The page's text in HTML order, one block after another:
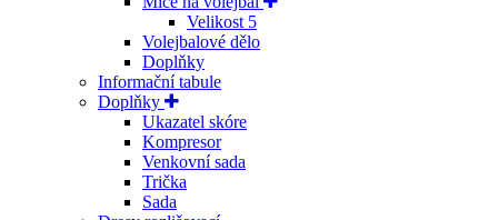
Velikost 5
Volejbalové dělo
Doplňky
Informační tabule
Doplňky
Ukazatel skóre
Kompresor
Venkovní sada
Trička
Sada